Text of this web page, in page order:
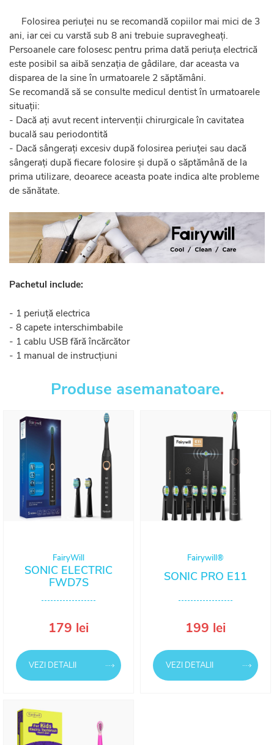
Folosirea periuței nu se recomandă copiilor mai mici de 3
ani, iar cei cu varstă sub 8 ani trebuie supravegheați.
Persoanele care folosesc pentru prima dată periuța electrică
este posibil sa aibă senzația de gâdilare, dar aceasta va
disparea de la sine în urmatoarele 2 săptămâni.
Se recomandă să se consulte medicul dentist în urmatoarele
situații:
- Dacă ați avut recent intervenții chirurgicale în cavitatea
bucală sau periodontită
- Dacă sângerați excesiv după folosirea periuței sau dacă
sângerați după fiecare folosire și după o săptămână de la
prima utilizare, deoarece aceasta poate indica alte probleme
de sănătate.
Pachetul include:
- 1 periuță electrica
- 8 capete interschimbabile
- 1 cablu USB fără încărcător
- 1 manual de instrucțiuni
Produse asemanatoare.
FairyWill
SONIC ELECTRIC
FWD7S
179 lei
VEZI DETALII
Fairywill®
SONIC PRO E11
199 lei
VEZI DETALII